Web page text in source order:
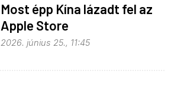
Most épp Kína lázadt fel az
Apple Store
monopolhelyzete ellen
2026. június 25., 11:45